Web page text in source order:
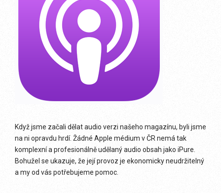
Když jsme začali dělat audio verzi našeho magazínu, byli jsme
na ni opravdu hrdí. Žádné Apple médium v ČR nemá tak
komplexní a profesionálně udělaný audio obsah jako iPure.
Bohužel se ukazuje, že její provoz je ekonomicky neudržitelný
a my od vás potřebujeme pomoc.